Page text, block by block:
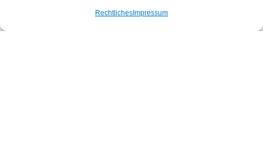
Rechtliches Impressum